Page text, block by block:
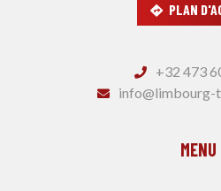
PLAN
+32 473
info@limbourg-
MENU